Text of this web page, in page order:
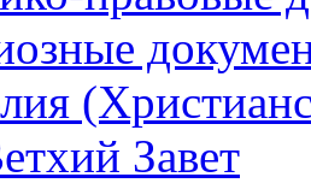
Завет